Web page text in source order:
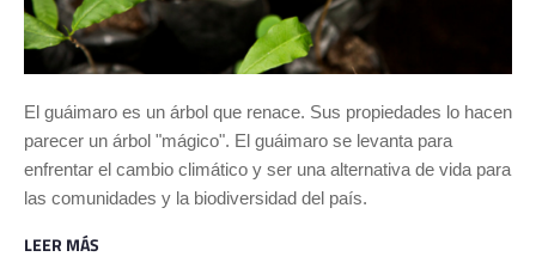
El guáimaro es un árbol que renace. Sus propiedades lo hacen
parecer un árbol "mágico". El guáimaro se levanta para
enfrentar el cambio climático y ser una alternativa de vida para
las comunidades y la biodiversidad del país.
LEER MÁS